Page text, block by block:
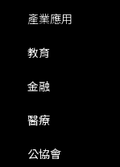
產業應用
教育
金融
醫療
公協會